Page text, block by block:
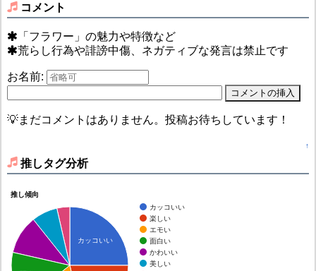
コメント
「フラワー」の魅力や特徴など
荒らし行為や誹謗中傷、ネガティブな発言は禁止です
お名前:
💡まだコメントはありません。投稿お待ちしています！
↑
推しタグ分析
推し傾向
カッコいい
楽しい
エモい
面白い
かわいい
美しい
カッコいい